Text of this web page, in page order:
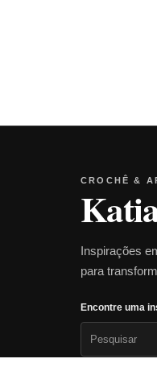
CROCHÊ &
Inspirações
para
Encontre uma